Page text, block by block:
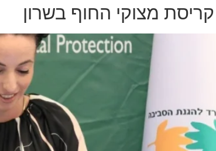
מצוקי החוף בשרון